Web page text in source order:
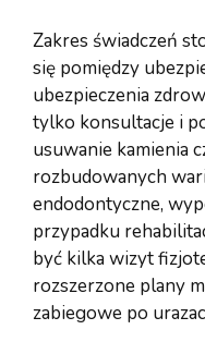
Zakres świadczeń
się pomiędzy
ubezpieczenia
tylko konsultacje i
usuwanie kamienia
rozbudowanych
endodontyczne,
przypadku
być kilka wizyt
rozszerzone plany
zabiegowe po